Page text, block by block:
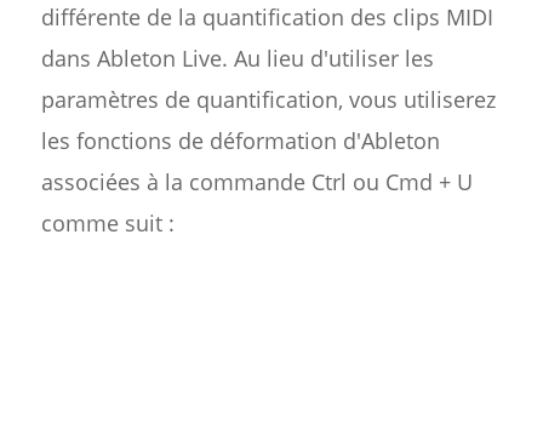
différente de la quantification des clips MIDI
dans Ableton Live. Au lieu d'utiliser les
paramètres de quantification, vous utiliserez
les fonctions de déformation d'Ableton
associées à la commande Ctrl ou Cmd + U
comme suit :